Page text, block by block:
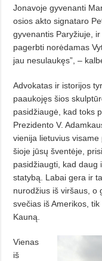
Jonavoje gyvenanti
osios akto signataro
gyvenantis Paryžiuje,
pagerbti norėdamas
jau nesulaukęs”, –
Advokatas ir istorijos
paaukojęs šios
pasidžiaugė, kad toks
Prezidento V.
vienija lietuvius
šioje jūsų šventėje,
pasidžiaugti, kad daug
statybą. Labai gera ir
nurodžius iš viršaus, o
svečias iš Amerikos,
Kauną.
Vienas
iš